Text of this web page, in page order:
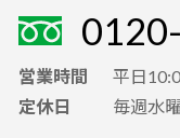
営業時間
平日
定休日
毎週水